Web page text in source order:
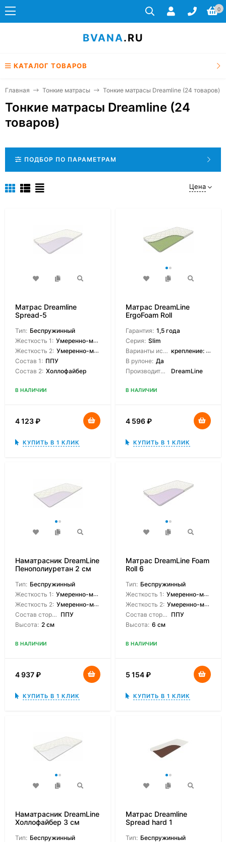
0
BVANA.RU
КАТАЛОГ ТОВАРОВ
Главная Тонкие матрасы Тонкие матрасы Dreamline (24 товаров)
Тонкие матрасы Dreamline (24
товаров)
ПОДБОР ПО ПАРАМЕТРАМ
Цена
Матрас Dreamline
Spread-5
Тип: Беспружинный
Жесткость 1: Умеренно-мягкая
Жесткость 2: Умеренно-мягкая
Состав 1: ППУ
Состав 2: Холлофайбер
В НАЛИЧИИ
4 123₽
КУПИТЬ В 1 КЛИК
Матрас DreamLine
ErgoFoam Roll
Гарантия: 1,5 года
Серия: Slim
Варианты исполнения: крепление: резинки/крепление: липучки/без креплений
В рулоне: Да
Производитель:
DreamLine
В НАЛИЧИИ
4 596₽
КУПИТЬ В 1 КЛИК
Наматрасник DreamLine
Пенополиуретан 2 см
Тип: Беспружинный
Жесткость 1: Умеренно-мягкая
Жесткость 2: Умеренно-мягкая
Состав сторон: ППУ
Высота: 2 см
В НАЛИЧИИ
4 937₽
КУПИТЬ В 1 КЛИК
Матрас DreamLine Foam
Roll 6
Тип: Беспружинный
Жесткость 1: Умеренно-мягкая
Жесткость 2: Умеренно-мягкая
Состав сторон: ППУ
Высота: 6 см
В НАЛИЧИИ
5 154₽
КУПИТЬ В 1 КЛИК
Наматрасник DreamLine
Холлофайбер 3 см
Тип: Беспружинный
Матрас Dreamline
Spread hard 1
Тип: Беспружинный